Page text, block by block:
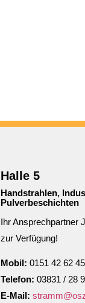
Halle 5
Handstrahlen,
Pulverbeschichten
Ihr Ansprechpartner
zur Verfügung!
Mobil: 0151 42 62
Telefon: 03831 / 28
E-Mail: